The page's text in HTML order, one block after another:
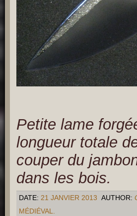
Petite lame
longueur totale
couper du
dans les bois.
DATE: 21 JANVIER 2013 AUTHOR:
MÉDIÉVAL.